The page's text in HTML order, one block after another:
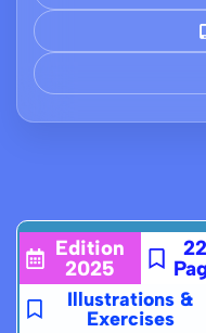
Edition
2025
Illustrations &
Exercises